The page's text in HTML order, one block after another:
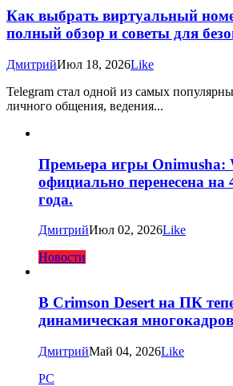
Как выбрать виртуальный
полный обзор и советы для
ДмитрийИюл 18, 2026Like
Telegram стал одной из самых
личного общения, ведения...
Премьера игры Onimusha:
официально перенесена на
года.
ДмитрийИюл 02, 2026Like
Новости
В Crimson Desert на ПК
динамическая
ДмитрийМай 04, 2026Like
PC